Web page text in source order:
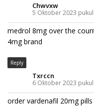
Chwvxw
5 Oktober 2023
medrol 8mg over the
4mg brand
Reply
Txrccn
6 Oktober 2023
order vardenafil 20mg pills